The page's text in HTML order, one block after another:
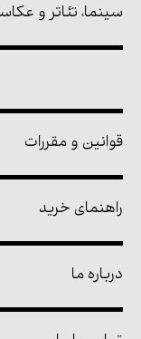
سینما، تئاتر و
قوانین و مقررات
راهنمای خرید
درباره ما